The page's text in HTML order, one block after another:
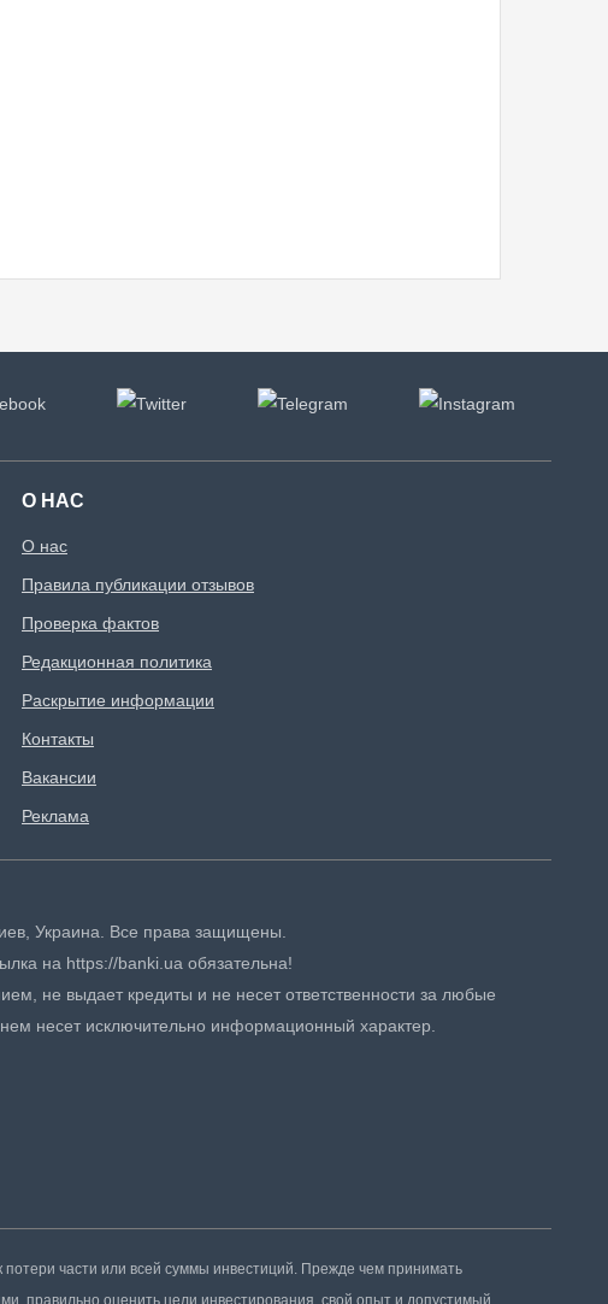
О НАС
О нас
Правила публикации отзывов
Проверка фактов
Редакционная политика
Раскрытие информации
Контакты
Вакансии
Реклама
Украина. Все права защищены.
на https://banki.ua обязательна!
не выдает кредиты и не несет ответственности за любые
несет исключительно информационный характер.
части или всей суммы инвестиций. Прежде чем принимать
правильно оценить цели инвестирования, свой опыт и допустимый